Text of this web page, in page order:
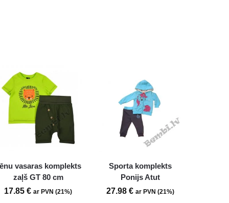
vasaras komplekts
zaļš GT 80 cm
17.85€ ar PVN (21%)
Sporta komplekts
Ponijs Atut
27.98€ ar PVN (21%)